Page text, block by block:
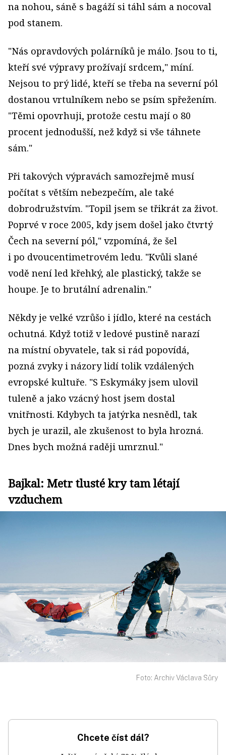
na nohou, sáně s bagáží si táhl sám a nocoval
pod stanem.
"Nás opravdových polárníků je málo. Jsou to ti,
kteří své výpravy prožívají srdcem," míní.
Nejsou to prý lidé, kteří se třeba na severní pól
dostanou vrtulníkem nebo se psím spřežením.
"Těmi opovrhuji, protože cestu mají o 80
procent jednodušší, než když si vše táhnete
sám."
Při takových výpravách samozřejmě musí
počítat s větším nebezpečím, ale také
dobrodružstvím. "Topil jsem se třikrát za život.
Poprvé v roce 2005, kdy jsem došel jako čtvrtý
Čech na severní pól," vzpomíná, že šel
i po dvoucentimetrovém ledu. "Kvůli slané
vodě není led křehký, ale plastický, takže se
houpe. Je to brutální adrenalin."
Někdy je velké vzrůšo i jídlo, které na cestách
ochutná. Když totiž v ledové pustině narazí
na místní obyvatele, tak si rád popovídá,
pozná zvyky i názory lidí tolik vzdálených
evropské kultuře. "S Eskymáky jsem ulovil
tuleně a jako vzácný host jsem dostal
vnitřnosti. Kdybych ta jatýrka nesnědl, tak
bych je urazil, ale zkušenost to byla hrozná.
Dnes bych možná raději umrznul."
Bajkal: Metr tlusté kry tam létají
vzduchem
Foto: Archiv Václava Sůry
Chcete číst dál?